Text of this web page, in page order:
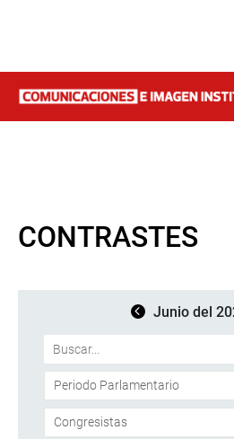
CONTRASTES
Junio del